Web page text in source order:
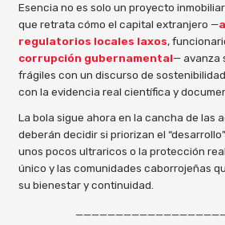
Esencia no es solo un proyecto
que retrata cómo el capital extranjero —
regulatorios locales laxos,
corrupción gubernamental— avanza
frágiles con un discurso de
con la evidencia real científica y
La bola sigue ahora en la cancha de las
deberán decidir si priorizan el
unos pocos ultraricos o la protección
único y las comunidades caborrojeñas
su bienestar y continuidad.